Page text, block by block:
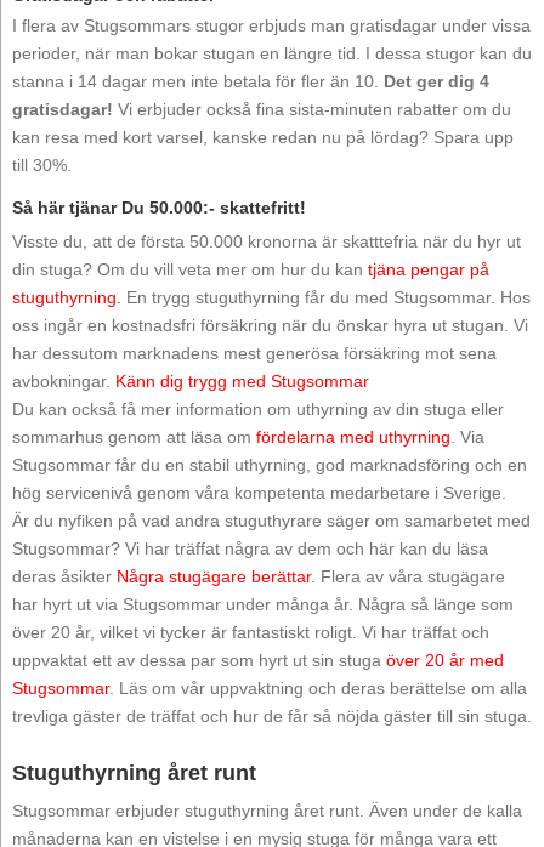
I flera av Stugsommars stugor erbjuds man gratisdagar under vissa
perioder, när man bokar stugan en längre tid. I dessa stugor kan du
stanna i 14 dagar men inte betala för fler än 10. Det ger dig 4
gratisdagar! Vi erbjuder också fina sista-minuten rabatter om du
kan resa med kort varsel, kanske redan nu på lördag? Spara upp
till 30%.
Så här tjänar Du 50.000:- skattefritt!
Visste du, att de första 50.000 kronorna är skatttefria när du hyr ut
din stuga? Om du vill veta mer om hur du kan tjäna pengar på
stuguthyrning.
En trygg stuguthyrning får du med Stugsommar. Hos
oss ingår en kostnadsfri försäkring när du önskar hyra ut stugan. Vi
har dessutom marknadens mest generösa försäkring mot sena
avbokningar. Känn dig trygg med Stugsommar
Du kan också få mer information om uthyrning av din stuga eller
sommarhus genom att läsa om fördelarna med uthyrning . Via
Stugsommar får du en stabil uthyrning, god marknadsföring och en
hög servicenivå genom våra kompetenta medarbetare i Sverige.
Är du nyfiken på vad andra stuguthyrare säger om samarbetet med
Stugsommar? Vi har träffat några av dem och här kan du läsa
deras åsikter Några stugägare berättar. Flera av våra stugägare
har hyrt ut via Stugsommar under många år. Några så länge som
över 20 år, vilket vi tycker är fantastiskt roligt. Vi har träffat och
uppvaktat ett av dessa par som hyrt ut sin stuga över 20 år med
Stugsommar. Läs om vår uppvaktning och deras berättelse om alla
trevliga gäster de träffat och hur de får så nöjda gäster till sin stuga.
Stuguthyrning året runt
Stugsommar erbjuder stuguthyrning året runt. Även under de kalla
månaderna kan en vistelse i en mysig stuga för många vara ett